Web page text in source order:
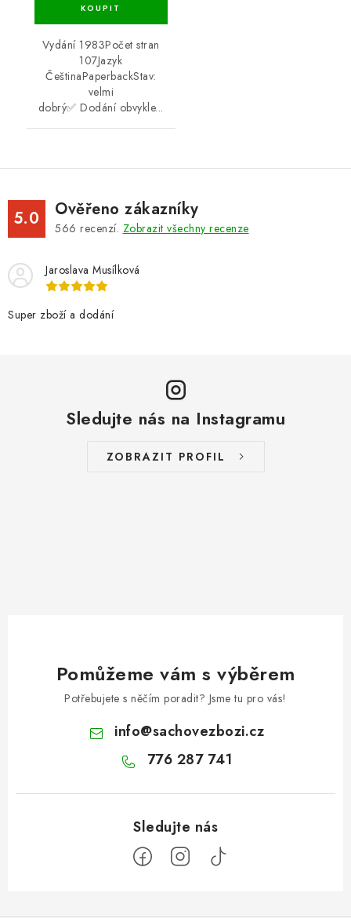
Vydání 1983Počet stran
107Jazyk
ČeštinaPaperbackStav:
velmi
dobrý✅ Dodání obvykle...
5.0 Ověřeno zákazníky
566 recenzí. Zobrazit všechny recenze
Jaroslava Musílková
Super zboží a dodání
Sledujte nás na Instagramu
ZOBRAZIT PROFIL
Pomůžeme vám s výběrem
Potřebujete s něčím poradit? Jsme tu pro vás!
info@sachovezbozi.cz
776 287 741